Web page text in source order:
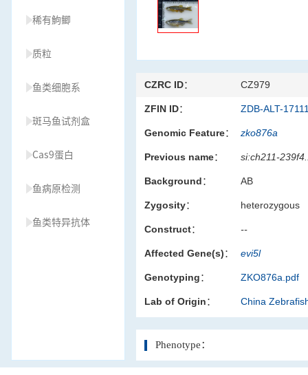
稀有鮈鲫
质粒
鱼类细胞系
斑马鱼试剂盒
Cas9蛋白
鱼病原检测
鱼类特异抗体
CZRC ID： CZ979
ZFIN ID： ZDB-ALT-
Genomic Feature： zko876a
Previous name： si:ch211-
Background： AB
Zygosity： heterozygous
Construct： --
Affected Gene(s)： evi5l
Genotyping： ZKO876a.pdf
Lab of Origin： China
Phenotype：